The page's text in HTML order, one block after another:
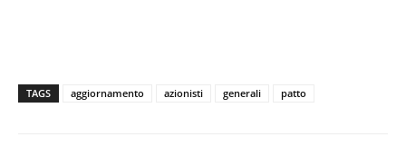
TAGS aggiornamento azionisti generali patto